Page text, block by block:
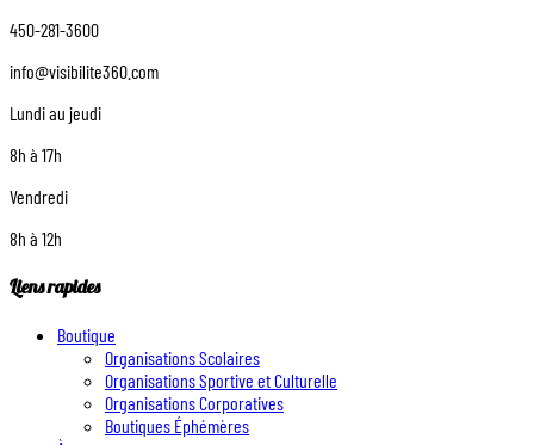
450-281-3600
info@visibilite360.com
Lundi au jeudi
8h à 17h
Vendredi
8h à 12h
Liens rapides
Boutique
Organisations Scolaires
Organisations Sportive et Culturelle
Organisations Corporatives
Boutiques Éphémères